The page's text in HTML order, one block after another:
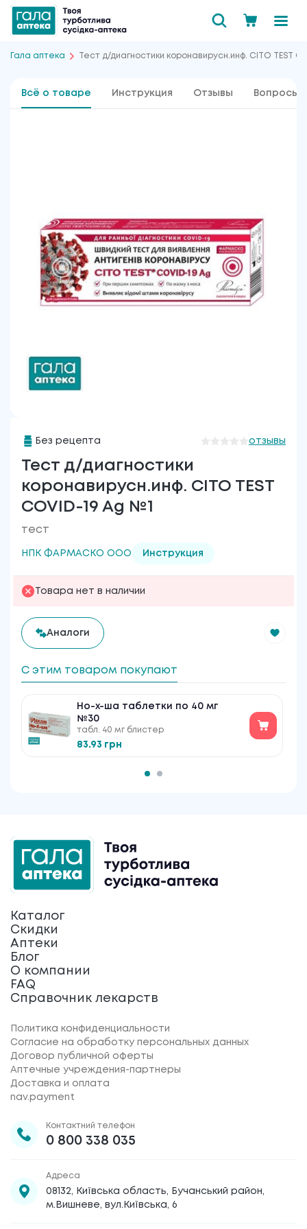
Гала аптека Тест д/диагностики коронавирусн.инф. CITO TEST
Всё о товаре Инструкция Отзывы Вопросы
Без рецепта отзывы
Тест д/диагностики
коронавирусн.инф. CITO TEST
COVID-19 Ag №1
тест
НПК ФАРМАСКО ООО Инструкция
Товара нет в наличии
Аналоги
С этим товаром покупают
Но-х-ша таблетки по 40 мг
№30
табл. 40 мг блистер
83.93 грн
Каталог
Скидки
Аптеки
Блог
О компании
FAQ
Справочник лекарств
Политика конфиденциальности
Согласие на обработку персональных данных
Договор публичной оферты
Аптечные учреждения-партнеры
Доставка и оплата
nav.payment
Контактний телефон
0 800 338 035
Адреса
08132, Київська область, Бучанський район,
м.Вишневе, вул.Київська, 6